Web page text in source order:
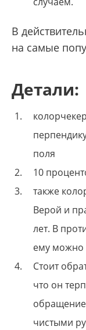
В
на самые
Детали:
поля
10
также
Верой и
лет. В
ему можно
Стоит
что он
чистыми